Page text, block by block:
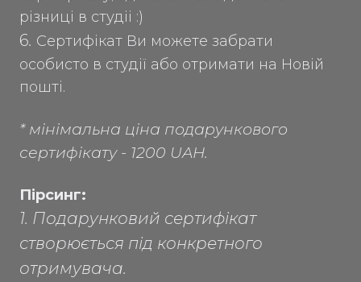
різниці в студіі :)
6. Сертифікат Ви можете забрати
особисто в студії або отримати на Новій
пошті.
* мінімальна ціна подарункового
сертифікату - 1200 UAH.
Пірсинг:
1. Подарунковий сертифікат
створюється під конкретного
отримувача.